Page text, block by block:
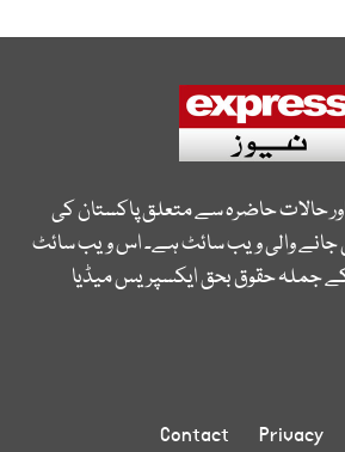
حالات حاضرہ سے متعلق پاکستان کی
والی ویب سائٹ ہے۔ اس ویب سائٹ
کے جملہ حقوق بحق ایکسپریس میڈیا
Privacy
Contact